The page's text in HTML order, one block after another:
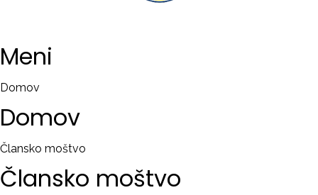
Meni
Domov
Domov
Člansko moštvo
Člansko moštvo
Remember